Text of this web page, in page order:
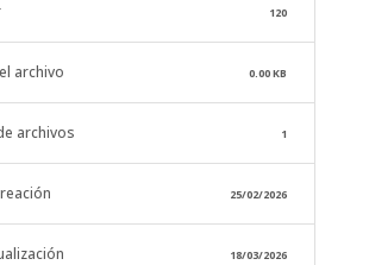
120
archivo 0.00 KB
archivos 1
25/02/2026
18/03/2026